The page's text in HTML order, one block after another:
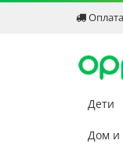
Дети
Дом и